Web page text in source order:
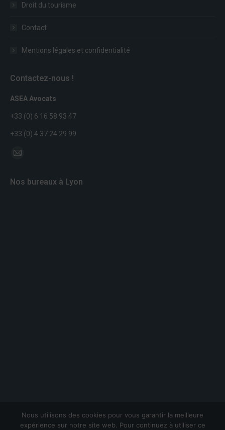
Droit du tourisme
Contact
Mentions légales et confidentialité
Contactez-nous !
ASEA Avocats
+33 (0) 6 16 58 93 47
+33 (0) 4 37 24 29 99
Trouvez nous sur :
opens
Nos bureaux à Lyon
Nous utilisons des cookies pour vous garantir la meilleure
expérience sur notre site web. Pour continuez à utiliser ce